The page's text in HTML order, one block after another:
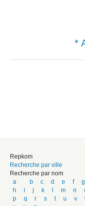
*
Repkom
Recherche par ville
Recherche par nom
a
b c d e f
g
h
i j k m n
p
q r s t u v